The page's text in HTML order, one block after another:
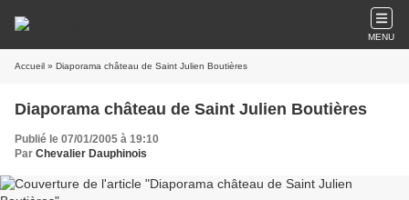
MENU
Accueil » Diaporama château de Saint Julien Boutières
Diaporama château de Saint Julien Boutières
Publié le 07/01/2005 à 19:10
Par Chevalier Dauphinois